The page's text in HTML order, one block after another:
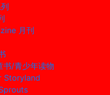
月刊
/青少年读物
Storyland